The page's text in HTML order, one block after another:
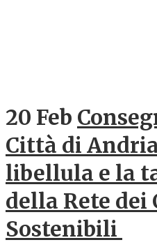
20 Feb
Città di
libellula e la
della Rete dei
Sostenibili